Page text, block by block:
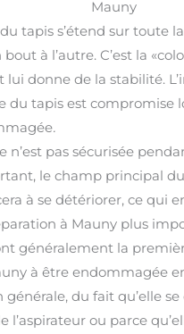
Mauny
tapis s’étend sur toute
bout à l’autre. C’est la
lui donne de la stabilité.
du tapis est compromise
.
n’est pas sécurisée
le champ principal
à se détériorer, ce qui
à Mauny plus
généralement la
à être endommagée
du fait qu’elle se
l’aspirateur ou parce